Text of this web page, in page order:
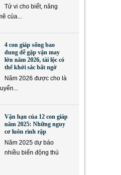
Tử vi cho biết, năng
của...
4 con giáp sống bao
dung dễ gặp vận may
lớn năm 2026, tài lộc có
thể khởi sắc bất ngờ
Năm 2026 được cho là
Vận hạn của 12 con giáp
năm 2025: Những nguy
cơ luôn rình rập
Năm 2025 dự báo
nhiều biến động thú